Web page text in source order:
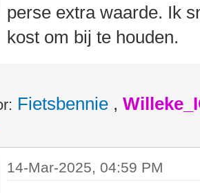
perse extra waarde. Ik
kost om bij te houden.
Fietsbennie ,
14-Mar-2025, 04:59 PM